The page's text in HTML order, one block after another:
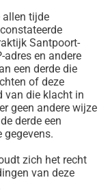
allen tijde
Santpoort-
adres en andere
een derde die
of deze
van die klacht in
geen andere wijze
derde een
zich het recht
van deze